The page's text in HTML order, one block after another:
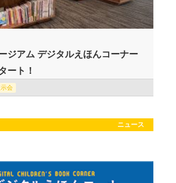
ジアム デジタルえほんコーナー
ート！
会
ニュース